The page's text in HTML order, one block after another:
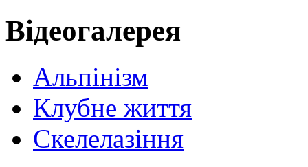
Відеогалерея
Альпінізм
Клубне життя
Скелелазіння